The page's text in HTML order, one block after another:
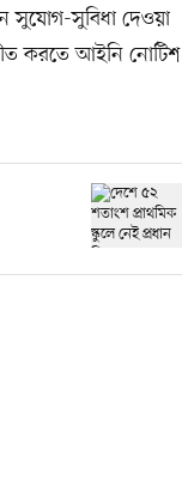
সুযোগ-সুবিধা দেওয়া
করতে আইনি নোটিশ